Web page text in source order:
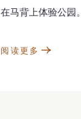
在马背上体验公园。
阅读更多